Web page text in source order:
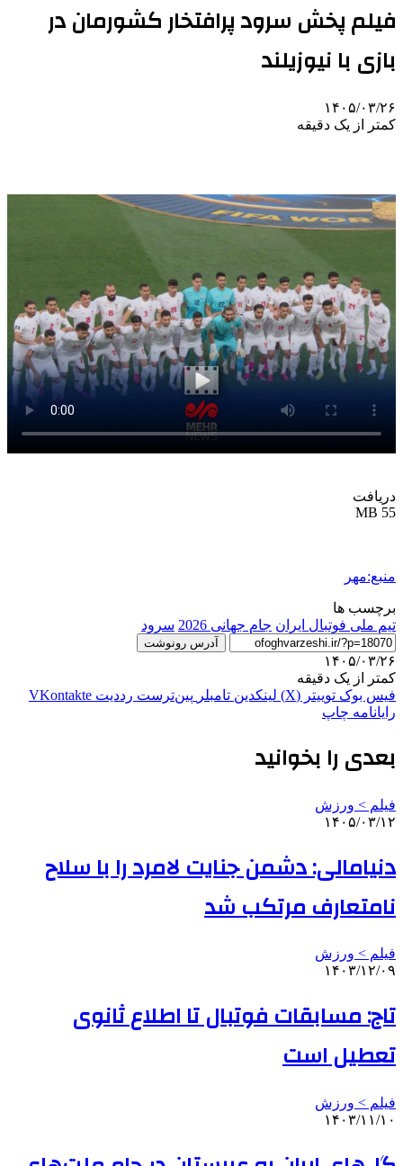
فیلم پخش سرود پرافتخار کشورمان در
بازی با نیوزیلند
۱۴۰۵/۰۳/۲۶
کمتر از یک دقیقه
دریافت
55 MB
منبع:مهر
برچسب ها
تیم ملی فوتبال ایران جام جهانی 2026 سرود
آدرس رونوشت
۱۴۰۵/۰۳/۲۶
کمتر از یک دقیقه
فیس بوک توییتر (X) لینکدین ‫تامبلر ‫پین‌ترست ‫رددیت ‫VKontakte
رایانامه چاپ
بعدی را بخوانید
فیلم > ورزش
۱۴۰۵/۰۳/۱۲
دنیامالی: دشمن جنایت لامرد را با سلاح
نامتعارف مرتکب شد
فیلم > ورزش
۱۴۰۳/۱۲/۰۹
تاج: مسابقات فوتبال تا اطلاع ثانوی
تعطیل است
فیلم > ورزش
۱۴۰۳/۱۱/۱۰